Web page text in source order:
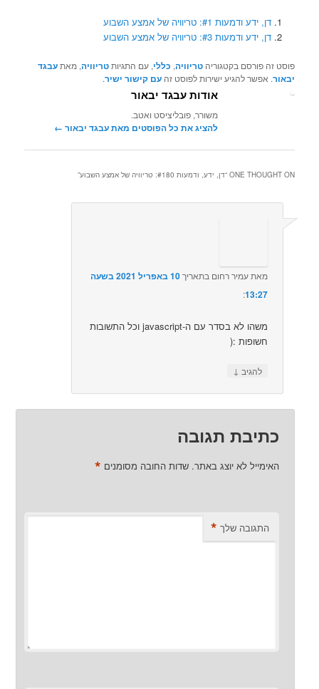
דן, ידע ודמעות #1: טריוויה של אמצע השבוע
דן, ידע ודמעות #3: טריוויה של אמצע השבוע
פוסט זה פורסם בקטגוריהטריוויה, כללי, עם התגיותטריוויה, מאתעבגד
יבאור. אפשר להגיע ישירות לפוסט זהעם קישור ישיר.
אודות עבגד יבאור
משורר, פובליציסט ואטב.
להציג את כל הפוסטים מאת עבגד יבאור‏ ←
ONE THOUGHT ON “ דן, ידע, ודמעות #180: טריוויה של אמצע השבוע ”
מאתעמיר רחום בתאריך
10 באפריל 2021 בשעה
13:27
:‏
משהו לא בסדר עם ה-javascript וכל התשובות
חשופות :(
להגיב ↓
כתיבת תגובה
האימייל לא יוצג באתר. שדות החובה מסומנים *
התגובה שלך *